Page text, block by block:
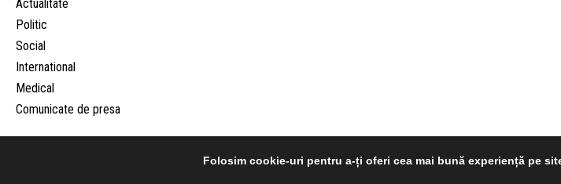
Actualitate
Politic
Social
International
Medical
Comunicate de presa
©RepereRomanesti.ro 2025
Folosim cookie-uri pentru a-ți oferi cea mai bună experiență pe